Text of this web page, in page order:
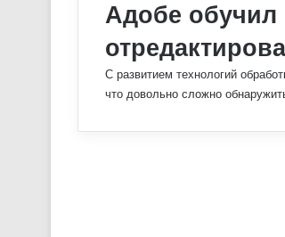
Адобе обучил
С развитием технологий
что довольно сложно